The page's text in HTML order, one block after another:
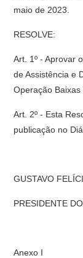
maio de 2023.
RESOLVE:
Art. 1º - Aprovar
de Assistência e
Operação Baixas
Art. 2º - Esta
publicação no
GUSTAVO
PRESIDENTE
Anexo I